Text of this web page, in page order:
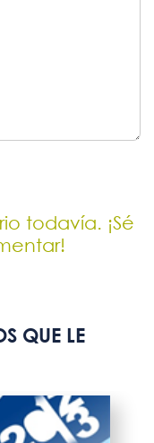
todavía. ¡Sé
QUE LE